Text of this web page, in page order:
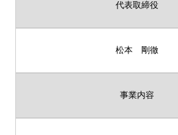
代表取締役
松本 剛徹
事業内容